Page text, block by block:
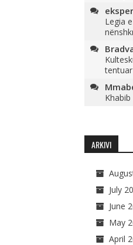
Legia
ARKIVI
July
June
May
April